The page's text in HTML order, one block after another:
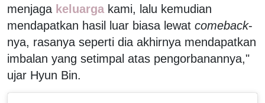
menjaga keluarga kami, lalu kemudian
mendapatkan hasil luar biasa lewat comeback-
nya, rasanya seperti dia akhirnya mendapatkan
imbalan yang setimpal atas pengorbanannya,"
ujar Hyun Bin.